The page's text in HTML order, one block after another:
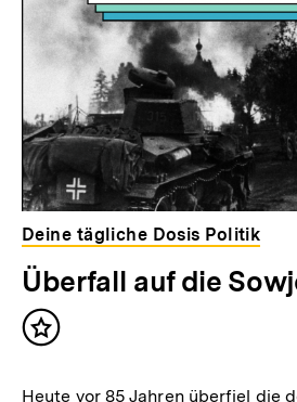
Deine tägliche Dosis Politik
Überfall auf die
Inhalt
Heute vor 85 Jahren überfiel die